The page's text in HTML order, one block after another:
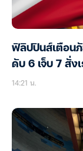
ฟิลิปปินส์เตือน
ดับ 6 เจ็บ 7 สั่ง
14:21 น.